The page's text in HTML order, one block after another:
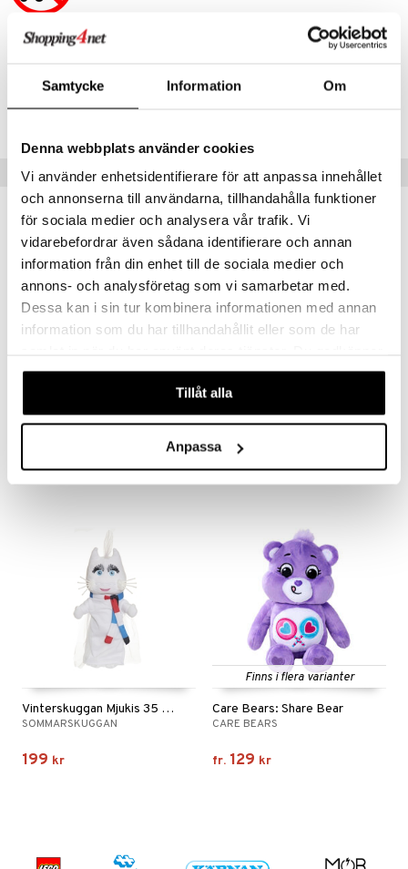
Samtycke Information Om
Denna webbplats använder cookies
Vi använder enhetsidentifierare för att anpassa innehållet
och annonserna till användarna, tillhandahålla funktioner
för sociala medier och analysera vår trafik. Vi
vidarebefordrar även sådana identifierare och annan
information från din enhet till de sociala medier och
annons- och analysföretag som vi samarbetar med.
Dessa kan i sin tur kombinera informationen med annan
information som du har tillhandahållit eller som de har
våra cookies vid fortsatt användande av vår webbplats.
Tillåt alla
Anpassa
Artikelnr
Populära produkter
Finns i flera varianter
WILD REPUBLIC
Finns i flera varianter
TEDDYKOMPANIET
119 kr
Vinterskuggan Mjukis 35 cm
SOMMARSKUGGAN
199 kr
Finns i flera varianter
Care Bears: Share Bear
CARE BEARS
fr. 129 kr